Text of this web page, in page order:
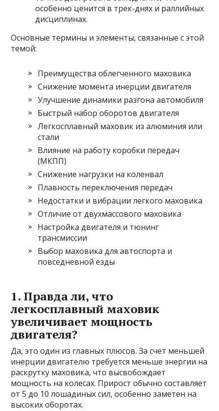
особенно ценится в трек-днях и раллийных
дисциплинах.
Основные термины и элементы, связанные с этой
темой:
Преимущества облегченного маховика
Снижение момента инерции двигателя
Улучшение динамики разгона автомобиля
Быстрый набор оборотов двигателя
Легкосплавный маховик из алюминия или
стали
Влияние на работу коробки передач
(МКПП)
Снижение нагрузки на коленвал
Плавность переключения передач
Недостатки и вибрации легкого маховика
Отличие от двухмассового маховика
Настройка двигателя и тюнинг
трансмиссии
Выбор маховика для автоспорта и
повседневной езды
1. Правда ли, что
легкосплавный маховик
увеличивает мощность
двигателя?
Да, это один из главных плюсов. За счет меньшей
инерции двигателю требуется меньше энергии на
раскрутку маховика, что высвобождает
мощность на колесах. Прирост обычно составляет
от 5 до 10 лошадиных сил, особенно заметен на
высоких оборотах.